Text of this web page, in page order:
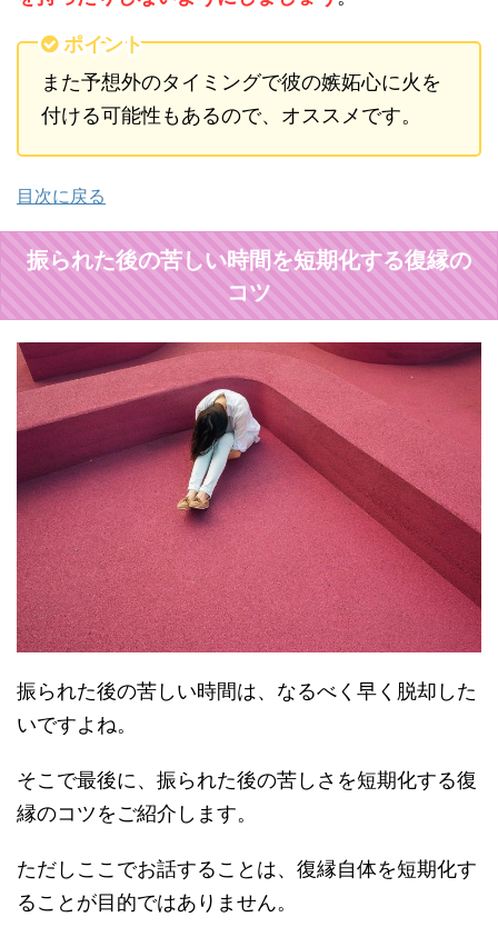
ポイント
また予想外のタイミングで彼の嫉妬心に火を
付ける可能性もあるので、オススメです。
目次に戻る
振られた後の苦しい時間を短期化する復縁の
コツ
振られた後の苦しい時間は、なるべく早く脱却した
いですよね。
そこで最後に、振られた後の苦しさを短期化する復
縁のコツをご紹介します。
ただしここでお話することは、復縁自体を短期化す
ることが目的ではありません。